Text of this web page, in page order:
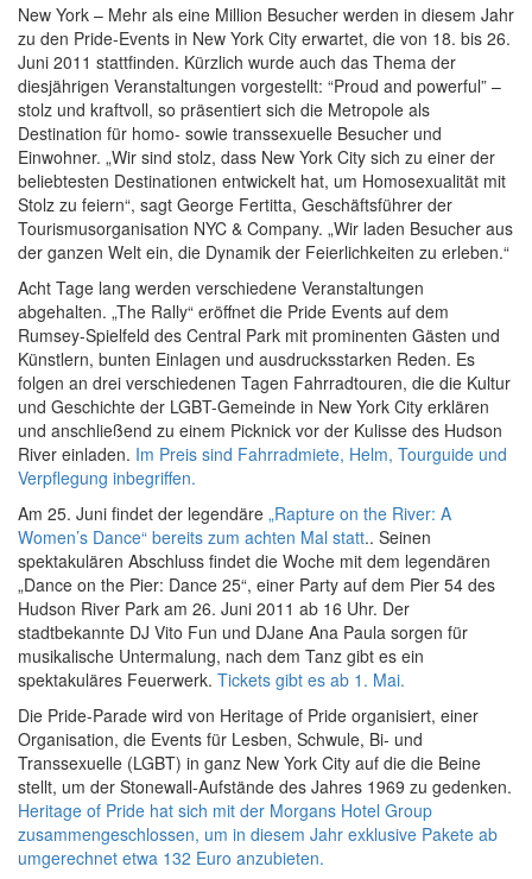
New York – Mehr als eine Million Besucher werden in diesem Jahr
zu den Pride-Events in New York City erwartet, die von 18. bis 26.
Juni 2011 stattfinden. Kürzlich wurde auch das Thema der
diesjährigen Veranstaltungen vorgestellt: “Proud and powerful” –
stolz und kraftvoll, so präsentiert sich die Metropole als
Destination für homo- sowie transsexuelle Besucher und
Einwohner. „Wir sind stolz, dass New York City sich zu einer der
beliebtesten Destinationen entwickelt hat, um Homosexualität mit
Stolz zu feiern“, sagt George Fertitta, Geschäftsführer der
Tourismusorganisation NYC & Company. „Wir laden Besucher aus
der ganzen Welt ein, die Dynamik der Feierlichkeiten zu erleben.“
Acht Tage lang werden verschiedene Veranstaltungen
abgehalten. „The Rally“ eröffnet die Pride Events auf dem
Rumsey-Spielfeld des Central Park mit prominenten Gästen und
Künstlern, bunten Einlagen und ausdrucksstarken Reden. Es
folgen an drei verschiedenen Tagen Fahrradtouren, die die Kultur
und Geschichte der LGBT-Gemeinde in New York City erklären
und anschließend zu einem Picknick vor der Kulisse des Hudson
River einladen. Im Preis sind Fahrradmiete, Helm, Tourguide und
Verpflegung inbegriffen.
Am 25. Juni findet der legendäre „Rapture on the River: A
Women’s Dance“ bereits zum achten Mal statt.. Seinen
spektakulären Abschluss findet die Woche mit dem legendären
„Dance on the Pier: Dance 25“, einer Party auf dem Pier 54 des
Hudson River Park am 26. Juni 2011 ab 16 Uhr. Der
stadtbekannte DJ Vito Fun und DJane Ana Paula sorgen für
musikalische Untermalung, nach dem Tanz gibt es ein
spektakuläres Feuerwerk. Tickets gibt es ab 1. Mai.
Die Pride-Parade wird von Heritage of Pride organisiert, einer
Organisation, die Events für Lesben, Schwule, Bi- und
Transsexuelle (LGBT) in ganz New York City auf die die Beine
stellt, um der Stonewall-Aufstände des Jahres 1969 zu gedenken.
Heritage of Pride hat sich mit der Morgans Hotel Group
zusammengeschlossen, um in diesem Jahr exklusive Pakete ab
umgerechnet etwa 132 Euro anzubieten.